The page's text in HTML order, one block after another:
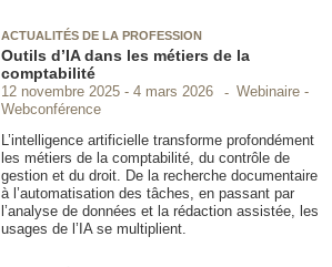
ACTUALITÉS DE LA PROFESSION
Outils d’IA dans les métiers de la
comptabilité
12 novembre 2025 4 mars 2026
Webinaire -
Webconférence
L’intelligence artificielle transforme profondément
les métiers de la comptabilité, du contrôle de
gestion et du droit. De la recherche documentaire
à l’automatisation des tâches, en passant par
l’analyse de données et la rédaction assistée, les
usages de l’IA se multiplient.